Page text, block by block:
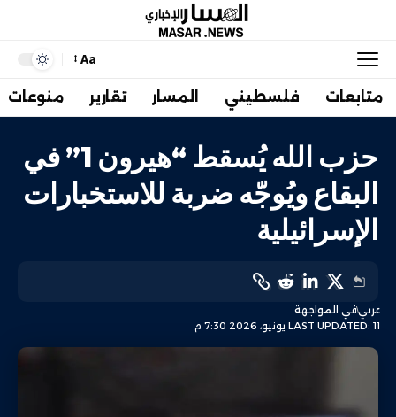
Aa
متابعات فلسطيني المسار تقارير منوعات
حزب الله يُسقط “هيرون 1” في
البقاع ويُوجّه ضربة للاستخبارات
الإسرائيلية
LAST UPDATED: 11 يونيو، 2026 7:30 م
عربيفي المواجهة